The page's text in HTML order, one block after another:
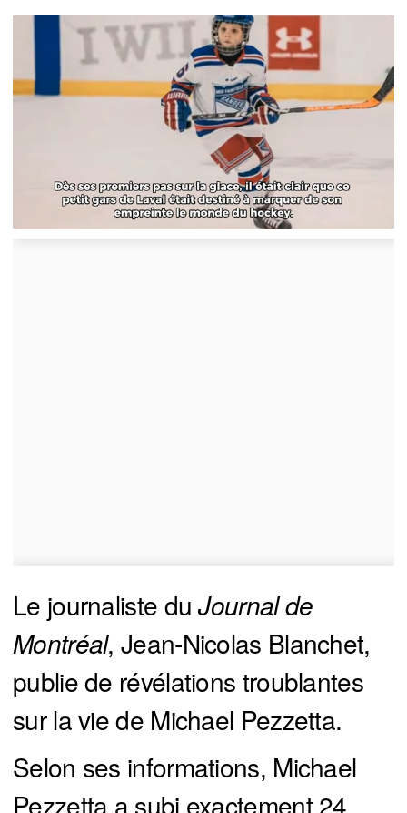
Le journaliste duJournal de
Montréal, Jean-Nicolas Blanchet,
publie de révélations troublantes
sur la vie de Michael Pezzetta.
Selon ses informations, Michael
Pezzetta a subi exactement 24